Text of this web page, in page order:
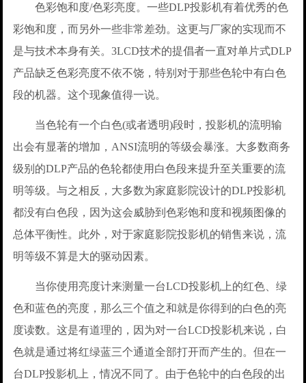
色彩饱和度/色彩亮度。一些DLP投影机有着优秀的色
彩饱和度，而另外一些非常差劲。这更与厂家的实现而不
是与技术本身有关。3LCD技术的提倡者一直对单片式DLP
产品缺乏色彩亮度不依不饶，特别对于那些色轮中有白色
段的机器。这个现象值得一说。
当色轮有一个白色(或者透明)段时，投影机的流明输
出会有显著的增加，ANSI流明的等级会暴涨。大多数商务
级别的DLP产品的色轮都使用白色段来提升至关重要的流
明等级。与之相反，大多数为家庭影院设计的DLP投影机
都没有白色段，因为这会威胁到色彩饱和度和视频图像的
总体平衡性。此外，对于家庭影院投影机的销售来说，流
明等级不算是大的驱动因素。
当你使用亮度计来测量一台LCD投影机上的红色、绿
色和蓝色的亮度，那么三个值之和就是你得到的白色的亮
度读数。这是有道理的，因为对一台LCD投影机来说，白
色就是通过将红绿蓝三个通道全部打开而产生的。但在一
台DLP投影机上，情况不同了。由于色轮中的白色段的出